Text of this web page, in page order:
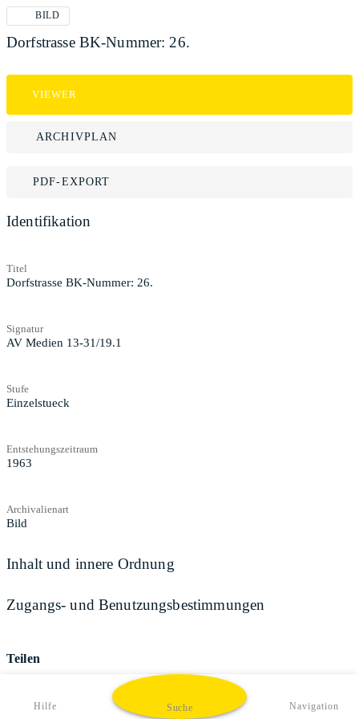
BILD
Dorfstrasse BK-Nummer: 26.
VIEWER
ARCHIVPLAN
PDF-EXPORT
Identifikation
Titel
Dorfstrasse BK-Nummer: 26.
Signatur
AV Medien 13-31/19.1
Stufe
Einzelstueck
Entstehungszeitraum
1963
Archivalienart
Bild
Inhalt und innere Ordnung
Zugangs- und Benutzungsbestimmungen
Teilen
Hilfe Suche Navigation